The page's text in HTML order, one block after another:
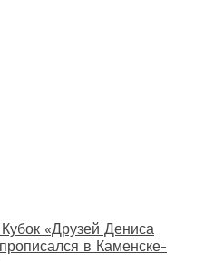
«Друзей Дениса
в Каменске-